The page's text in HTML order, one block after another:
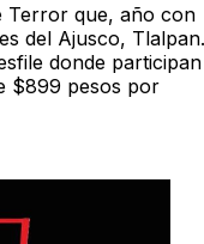
Terror que, año con
del Ajusco, Tlalpan.
donde participan
$899 pesos por